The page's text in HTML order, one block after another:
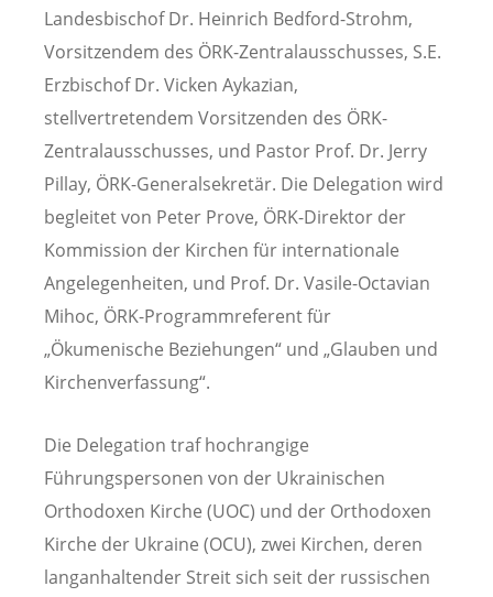
Landesbischof Dr. Heinrich Bedford-Strohm,
Vorsitzendem des ÖRK-Zentralausschusses, S.E.
Erzbischof Dr. Vicken Aykazian,
stellvertretendem Vorsitzenden des ÖRK-
Zentralausschusses, und Pastor Prof. Dr. Jerry
Pillay, ÖRK-Generalsekretär. Die Delegation wird
begleitet von Peter Prove, ÖRK-Direktor der
Kommission der Kirchen für internationale
Angelegenheiten, und Prof. Dr. Vasile-Octavian
Mihoc, ÖRK-Programmreferent für
„Ökumenische Beziehungen“ und „Glauben und
Kirchenverfassung“.
Die Delegation traf hochrangige
Führungspersonen von der Ukrainischen
Orthodoxen Kirche (UOC) und der Orthodoxen
Kirche der Ukraine (OCU), zwei Kirchen, deren
langanhaltender Streit sich seit der russischen